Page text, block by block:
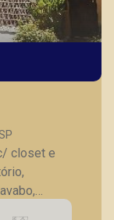
closet e
serviço,